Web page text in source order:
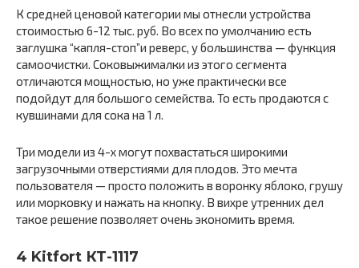
К средней ценовой категории мы отнесли устройства
стоимостью 6-12 тыс. руб. Во всех по умолчанию есть
заглушка “капля-стоп”и реверс, у большинства — функция
самоочистки. Соковыжималки из этого сегмента
отличаются мощностью, но уже практически все
подойдут для большого семейства. То есть продаются с
кувшинами для сока на 1 л.
Три модели из 4-х могут похвастаться широкими
загрузочными отверстиями для плодов. Это мечта
пользователя — просто положить в воронку яблоко, грушу
или морковку и нажать на кнопку. В вихре утренних дел
такое решение позволяет очень экономить время.
4 Kitfort КТ-1117